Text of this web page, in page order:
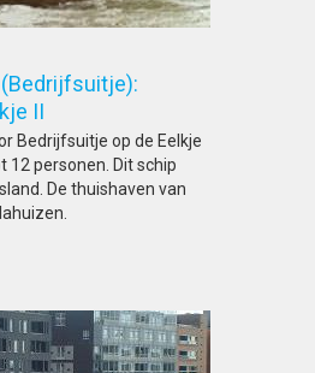
II
Bedrijfsuitje op de Eelkje
12 personen. Dit schip
De thuishaven van